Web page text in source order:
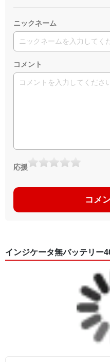
ニックネーム
コメント
応援
コメ
インジケータ無バッテリー